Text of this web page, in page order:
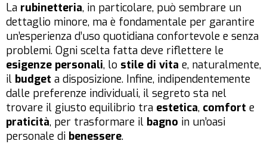
La rubinetteria, in particolare, può sembrare un
dettaglio minore, ma è fondamentale per garantire
un’esperienza d’uso quotidiana confortevole e senza
problemi. Ogni scelta fatta deve riflettere le
esigenze personali, lo stile di vita e, naturalmente,
il budget a disposizione. Infine, indipendentemente
dalle preferenze individuali, il segreto sta nel
trovare il giusto equilibrio tra estetica, comfort e
praticità, per trasformare il bagno in un’oasi
personale di benessere.